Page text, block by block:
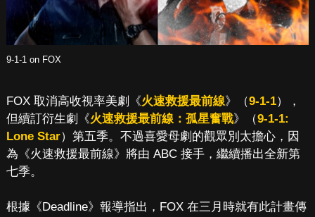
9-1-1 on FOX
FOX 取消高收視率美劇《火速救援最前線》（9-1-1），
但續訂衍生劇《火速救援最前線：孤星奮戰》（9-1-1:
Lone Star）第五季。不過喜愛母劇的觀眾別太擔心，因
為《火速救援最前線》將由 ABC 接手，繼續播出全新第
七季。
根據《Deadline》報導指出，FOX 在三月時就有此計畫傳